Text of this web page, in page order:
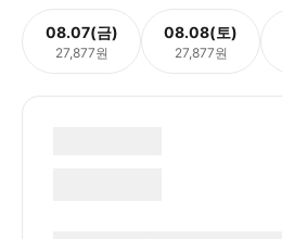
08.07(금)
27,877원
08.08(토)
27,877원